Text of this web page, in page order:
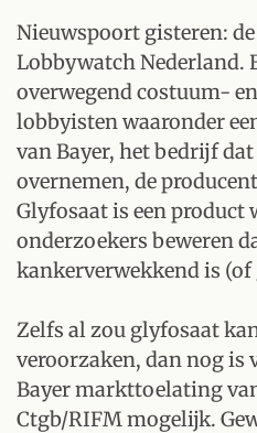
Nieuwspoort gisteren:
Lobbywatch Nederland.
overwegend costuum-
lobbyisten waaronder
van Bayer, het bedrijf
overnemen, de
Glyfosaat is een product
onderzoekers beweren
kankerverwekkend is
Zelfs al zou glyfosaat
veroorzaken, dan nog is
Bayer markttoelating
Ctgb/RIFM mogelijk.